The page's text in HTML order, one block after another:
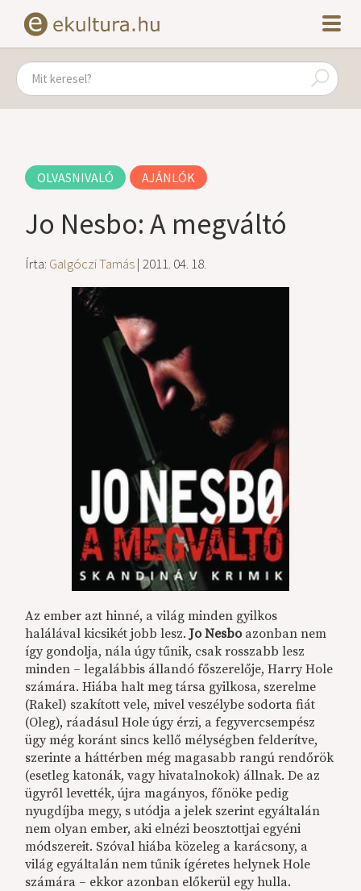
OLVASNIVALÓ AJÁNLÓK
Jo Nesbo: A megváltó
Írta: Galgóczi Tamás| 2011. 04. 18.
Az ember azt hinné, a világ minden gyilkos
halálával kicsikét jobb lesz.Jo Nesboazonban nem
így gondolja, nála úgy tűnik, csak rosszabb lesz
minden – legalábbis állandó főszerelője, Harry Hole
számára. Hiába halt meg társa gyilkosa, szerelme
(Rakel) szakított vele, mivel veszélybe sodorta fiát
(Oleg), ráadásul Hole úgy érzi, a fegyvercsempész
ügy még koránt sincs kellő mélységben felderítve,
szerinte a háttérben még magasabb rangú rendőrök
(esetleg katonák, vagy hivatalnokok) állnak. De az
ügyről levették, újra magányos, főnöke pedig
nyugdíjba megy, s utódja a jelek szerint egyáltalán
nem olyan ember, aki elnézi beosztottjai egyéni
módszereit. Szóval hiába közeleg a karácsony, a
világ egyáltalán nem tűnik ígéretes helynek Hole
számára – ekkor azonban előkerül egy hulla.